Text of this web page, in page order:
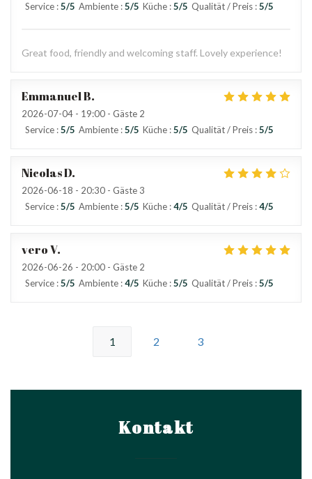
Service :5/5 Ambiente :5/5 Küche :5/5 Qualität / Preis :5/5
Great food, friendly and welcoming staff. Lovely experience!
EmmanuelB
2026-07-04 - 19:00 - Gäste 2
Service :5/5 Ambiente :5/5 Küche :5/5 Qualität / Preis :5/5
NicolasD
2026-06-18 - 20:30 - Gäste 3
Service :5/5 Ambiente :5/5 Küche :4/5 Qualität / Preis :4/5
veroV
2026-06-26 - 20:00 - Gäste 2
Service :5/5 Ambiente :4/5 Küche :5/5 Qualität / Preis :5/5
1 2 3
Kontakt